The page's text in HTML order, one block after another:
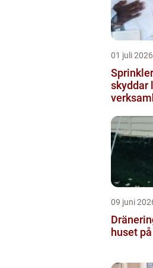
01 juli 2026
skyddar
09 juni
huset